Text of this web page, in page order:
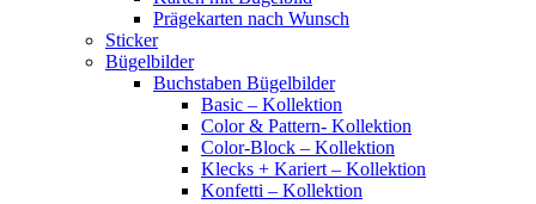
Prägekarten nach Wunsch
Sticker
Bügelbilder
Buchstaben Bügelbilder
Basic – Kollektion
Color & Pattern- Kollektion
Color-Block – Kollektion
Klecks + Kariert – Kollektion
Konfetti – Kollektion